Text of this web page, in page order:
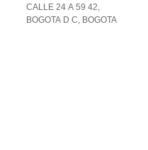
CALLE 24 A 59 42,
BOGOTA D C, BOGOTA